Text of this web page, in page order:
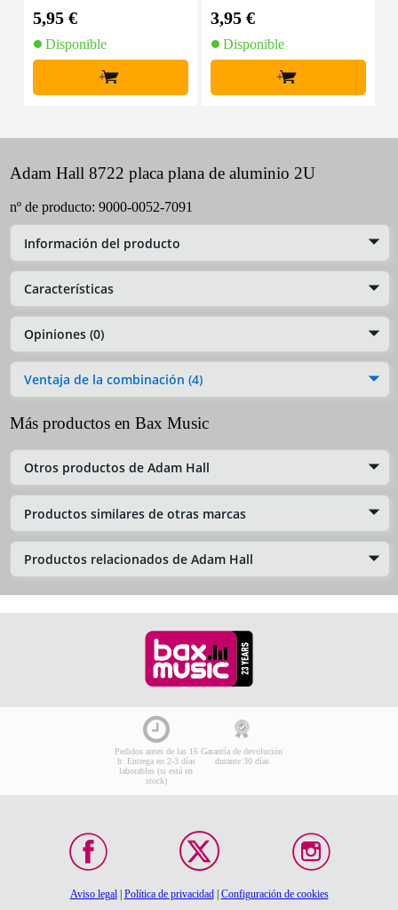
5,95 €
Disponible
+
3,95 €
Disponible
+
Adam Hall 8722 placa plana de aluminio 2U
nº de producto: 9000-0052-7091
Información del producto
Características
Opiniones (0)
Ventaja de la combinación (4)
Más productos en Bax Music
Otros productos de Adam Hall
Productos similares de otras marcas
Productos relacionados de Adam Hall
Pedidos antes de las 16
h: Entrega en 2-3 días
laborables (si está en
stock)
Garantía de devolución
durante 30 días
Aviso legal| Política de privacidad| Configuración de cookies